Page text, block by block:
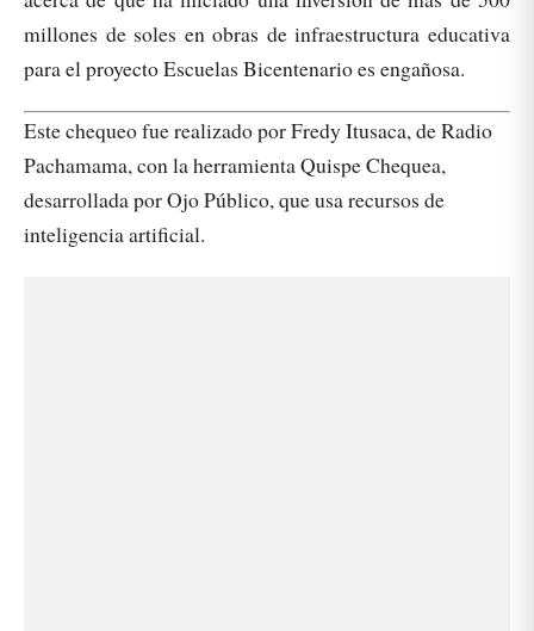
millones de soles en obras de infraestructura educativa
para el proyecto Escuelas Bicentenario es engañosa.
Este chequeo fue realizado por Fredy Itusaca, de Radio
Pachamama, con la herramienta Quispe Chequea,
desarrollada por Ojo Público, que usa recursos de
inteligencia artificial.